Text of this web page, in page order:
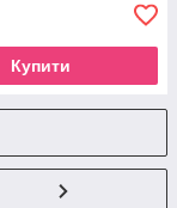
Купити